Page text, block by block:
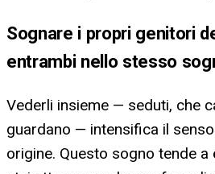
Sognare i propri genitori
entrambi nello stesso
Vederli insieme — seduti, che
guardano — intensifica il
origine. Questo sogno tende a